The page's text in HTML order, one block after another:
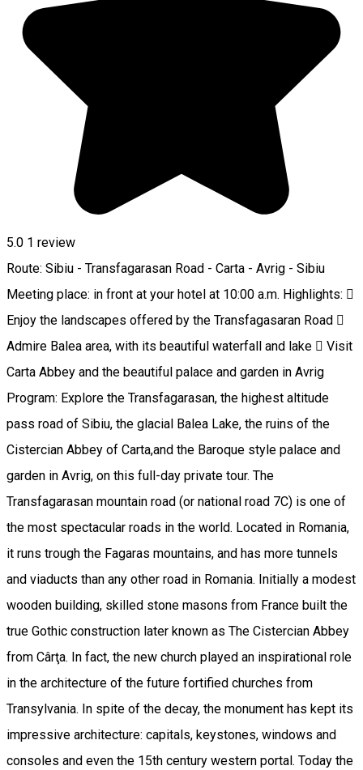
5.0 1 review
Route: Sibiu - Transfagarasan Road - Carta - Avrig - Sibiu
Meeting place: in front at your hotel at 10:00 a.m. Highlights: 
Enjoy the landscapes offered by the Transfagasaran Road 
Admire Balea area, with its beautiful waterfall and lake  Visit
Carta Abbey and the beautiful palace and garden in Avrig
Program: Explore the Transfagarasan, the highest altitude
pass road of Sibiu, the glacial Balea Lake, the ruins of the
Cistercian Abbey of Carta,and the Baroque style palace and
garden in Avrig, on this full-day private tour. The
Transfagarasan mountain road (or national road 7C) is one of
the most spectacular roads in the world. Located in Romania,
it runs trough the Fagaras mountains, and has more tunnels
and viaducts than any other road in Romania. Initially a modest
wooden building, skilled stone masons from France built the
true Gothic construction later known as The Cistercian Abbey
from Cârţa. In fact, the new church played an inspirational role
in the architecture of the future fortified churches from
Transylvania. In spite of the decay, the monument has kept its
impressive architecture: capitals, keystones, windows and
consoles and even the 15th century western portal. Today the